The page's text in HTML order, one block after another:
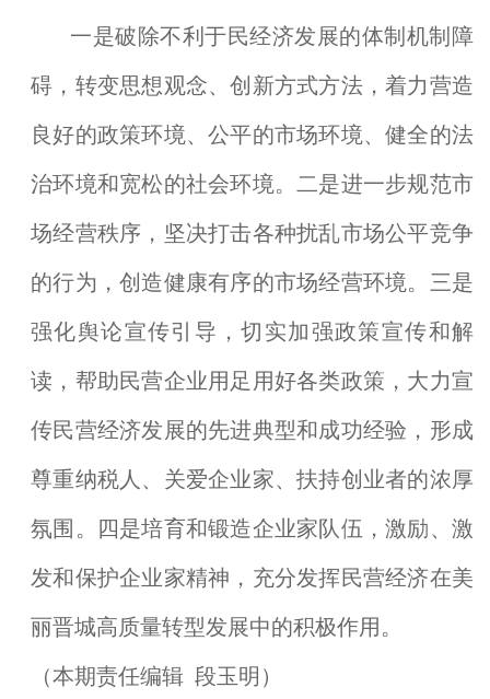
一是破除不利于民经济发展的体制机制障
碍，转变思想观念、创新方式方法，着力营造
良好的政策环境、公平的市场环境、健全的法
治环境和宽松的社会环境。二是进一步规范市
场经营秩序，坚决打击各种扰乱市场公平竞争
的行为，创造健康有序的市场经营环境。三是
强化舆论宣传引导，切实加强政策宣传和解
读，帮助民营企业用足用好各类政策，大力宣
传民营经济发展的先进典型和成功经验，形成
尊重纳税人、关爱企业家、扶持创业者的浓厚
氛围。四是培育和锻造企业家队伍，激励、激
发和保护企业家精神，充分发挥民营经济在美
丽晋城高质量转型发展中的积极作用。
（本期责任编辑 段玉明）